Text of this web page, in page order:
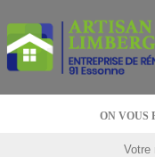
ON VOUS